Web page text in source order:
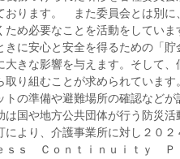
おります。 また委員会とは別
ため必要なことを活動をしてい
きに安心と安全を得るための「
大きな影響を与えます。そして
取り組むことが求められていま
トの準備や避難場所の確認など
国や地方公共団体が行う防災活
により、介護事業所に対し２０
ｓｓ Ｃｏｎｔｉｎｕｉｔｙ Ｐ